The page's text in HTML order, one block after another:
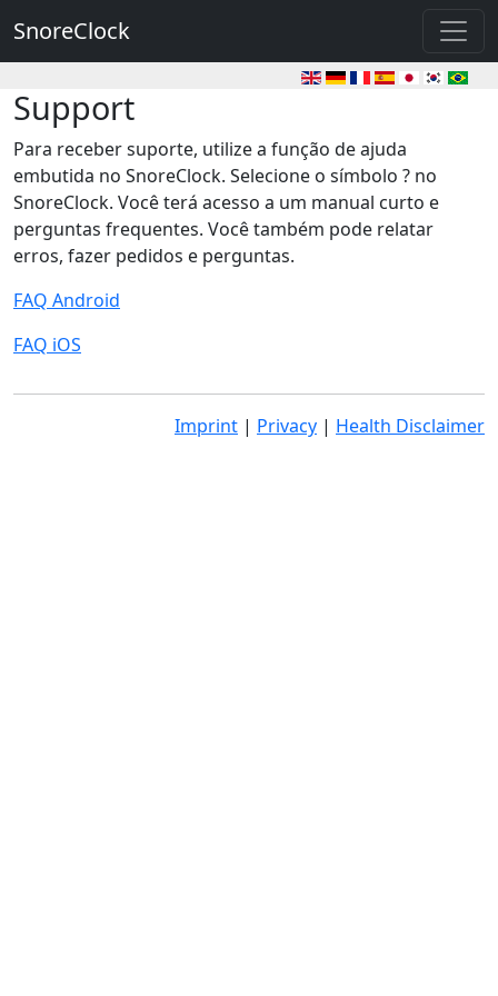
SnoreClock
Support
Para receber suporte, utilize a função de ajuda
embutida no SnoreClock. Selecione o símbolo ? no
SnoreClock. Você terá acesso a um manual curto e
perguntas frequentes. Você também pode relatar
erros, fazer pedidos e perguntas.
FAQ Android
FAQ iOS
Imprint | Privacy | Health Disclaimer